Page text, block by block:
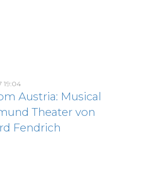
19:04
Austria: Musical
Theater von
Fendrich